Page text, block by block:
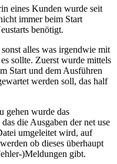
eines Kunden wurde seit
immer beim Start
benötigt.
alles was irgendwie mit
sollte. Zuerst wurde mittels
Start und dem Ausführen
werden soll, das half
gehen wurde das
die Ausgaben der net use
umgeleitet wird, auf
ob dieses überhaupt
)Meldungen gibt.